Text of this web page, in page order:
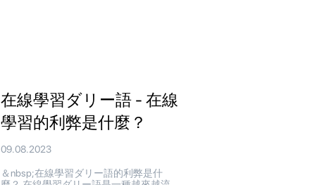
在線學習ダリー語 - 在線
學習的利弊是什麼？
09.08.2023
＆nbsp;在線學習ダリー語的利弊是什